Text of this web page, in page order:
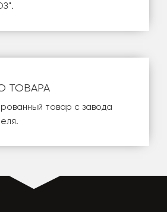
".
ТОВАРА
товар с завода